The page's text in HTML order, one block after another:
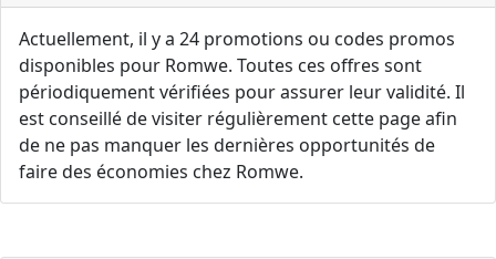
Actuellement, il y a 24 promotions ou codes promos
disponibles pour Romwe. Toutes ces offres sont
périodiquement vérifiées pour assurer leur validité. Il
est conseillé de visiter régulièrement cette page afin
de ne pas manquer les dernières opportunités de
faire des économies chez Romwe.